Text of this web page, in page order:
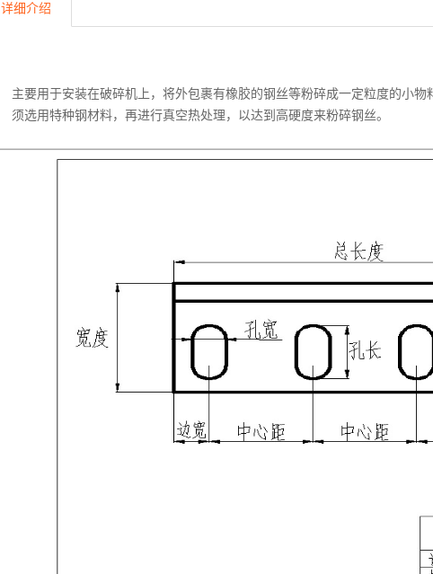
详细介绍
主要用于安装在破碎机上，将外包裹有橡胶的钢丝等粉碎成一定粒度的小
须选用特种钢材料，再进行真空热处理，以达到高硬度来粉碎钢丝。